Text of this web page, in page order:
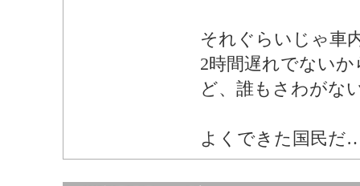
それぐらいじゃ車
2時間遅れでない
ど、誰もさわがな
よくできた国民